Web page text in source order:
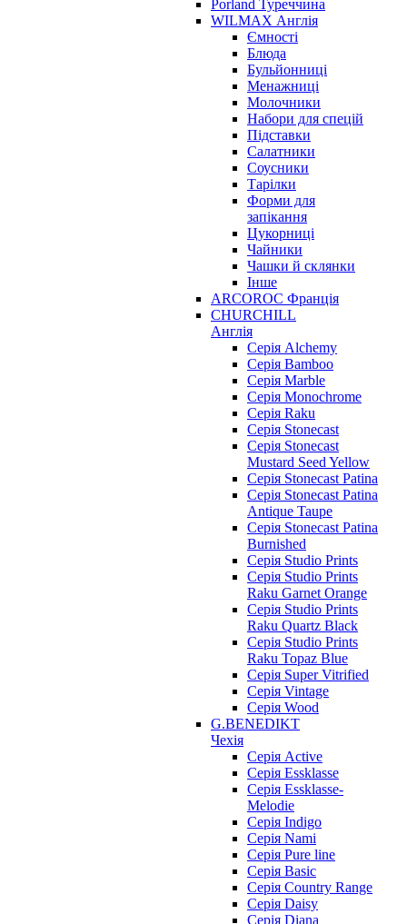
Porland Туреччина
WILMAX Англія
Ємності
Блюда
Бульйонниці
Менажниці
Молочники
Набори для спецій
Підставки
Салатники
Соусники
Тарілки
Форми для
запікання
Цукорниці
Чайники
Чашки й склянки
Інше
ARCOROC Франція
CHURCHILL
Англія
Серія Alchemy
Серія Bamboo
Серія Marble
Серія Monochrome
Серія Raku
Серія Stonecast
Серія Stonecast
Mustard Seed Yellow
Серія Stonecast Patina
Серія Stonecast Patina
Antique Taupe
Серія Stonecast Patina
Burnished
Серія Studio Prints
Серія Studio Prints
Raku Garnet Orange
Серія Studio Prints
Raku Quartz Black
Серія Studio Prints
Raku Topaz Blue
Серія Super Vitrified
Серія Vintage
Серія Wood
G.BENEDIKT
Чехія
Cерія Active
Cерія Essklasse
Cерія Essklasse-
Melodie
Cерія Indigo
Cерія Nami
Cерія Pure line
Серія Basic
Серія Country Range
Серія Daisy
Серія Diana